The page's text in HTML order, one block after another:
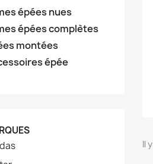
épées nues
épées complètes
montées
épée
Il